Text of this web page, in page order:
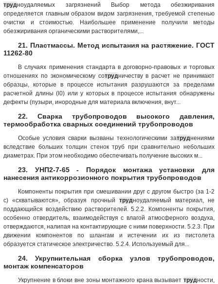
трудноудаляемых загрязнений Выбор метода обезжиривания
определяется главным образом видом загрязнения, требуемой степенью
очистки и стоимостью. Наибольшее применение получили методы
обезжиривания органическими растворителями,...
21. Пластмассы. Метод испытания на растяжение. ГОСТ
11262-80
В случаях применения стандарта в договорно-правовых и торговых
отношениях по экономическому сотрудничеству в расчет не принимают
образцы, которые в процессе испытания разрушаются за пределами
расчетной длины (l0) или у которых в процессе испытания обнаружены
дефекты (пузыри, инородные для материала включения, внут...
22. Сварка трубопроводов высокого давления,
термообработка сварных соединений трубопроводов
Особые условия сварки вызваны технологическими затруднениями
вследствие больших толщин стенок труб при сравнительно небольших
диаметрах. При этом необходимо обеспечивать получение высоких м...
23. УНП2-7-65 - Порядок монтажа установки для
нанесения антикоррозионного покрытия трубопроводов
Компоненты покрытия при смешивании друг с другом быстро (за 1-2
с) «схватываются», образуя прочный трудноудаляемый материал, не
поддающийся воздействию растворителей. 5.2.2. Компоненты покрытия,
особенно отвердитель, взаимодействуя с влагой атмосферного воздуха,
отверждаются, налипая на контактирующие с ними поверхности. 5.2.3. При
движении компонентов по шлангам и истечении их из пистолета
образуется статическое электричество. 5.2.4. Используемый для...
24. Укрупнительная сборка узлов трубопроводов,
монтаж компенсаторов
Укрупнение в блоки вне зоны монтажного крана вызывает трудности,